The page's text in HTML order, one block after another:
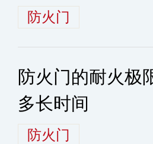
防火门
防火门的耐火极
多长时间
防火门